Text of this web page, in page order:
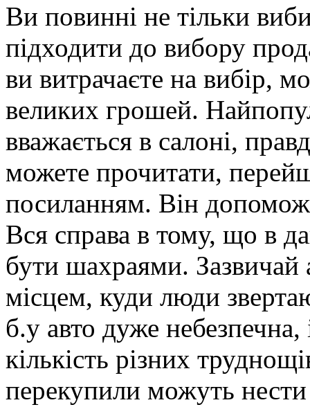
Ви повинні не тільки
підходити до вибору
ви витрачаєте на вибір,
великих грошей.
вважається в салоні,
можете прочитати,
посиланням. Він
Вся справа в тому, що в
бути шахраями. Зазвичай
місцем, куди люди
б.у авто дуже
кількість різних
перекупили можуть нести